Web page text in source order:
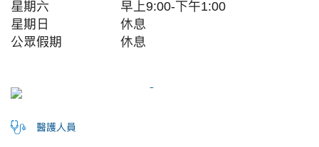
星期六
早上9:00-下午1:00
星期日
休息
公眾假期
休息
醫護人員